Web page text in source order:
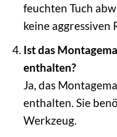
feuchten Tuch
keine aggressiven
Ist das
enthalten?
Ja, das
enthalten. Sie
Werkzeug.